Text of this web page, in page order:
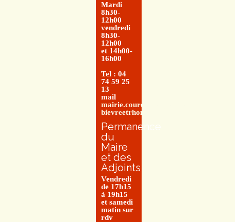
Mardi
8h30-
12h00
vendredi
8h30-
12h00
et 14h00-
16h00
Tel : 04
74 59 25
13
mail
mairie.couretbuis@entre-
bievreetrhone.fr
Permanence
du
Maire
et des
Adjoints
Vendredi
de 17h15
à 19h15
et samedi
matin sur
rdv